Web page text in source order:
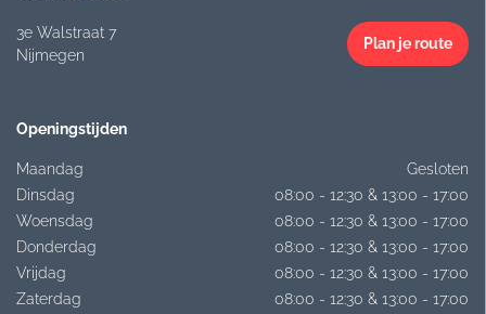
3e Walstraat 7
Nijmegen
Plan je route
Openingstijden
Maandag
Gesloten
Dinsdag
08:00 - 12:30 & 13:00 - 17:00
Woensdag
08:00 - 12:30 & 13:00 - 17:00
Donderdag
08:00 - 12:30 & 13:00 - 17:00
Vrijdag
08:00 - 12:30 & 13:00 - 17:00
Zaterdag
08:00 - 12:30 & 13:00 - 17:00